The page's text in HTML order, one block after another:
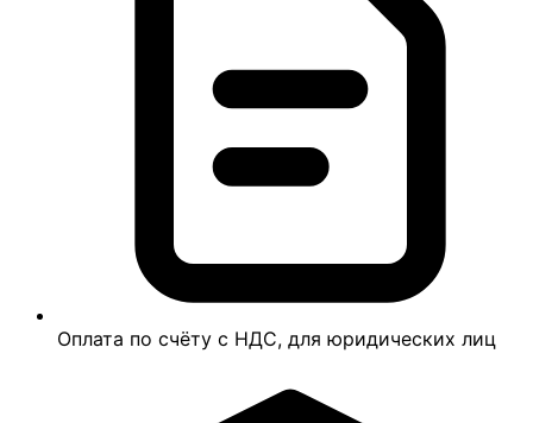
Оплата по счёту с НДС, для юридических лиц